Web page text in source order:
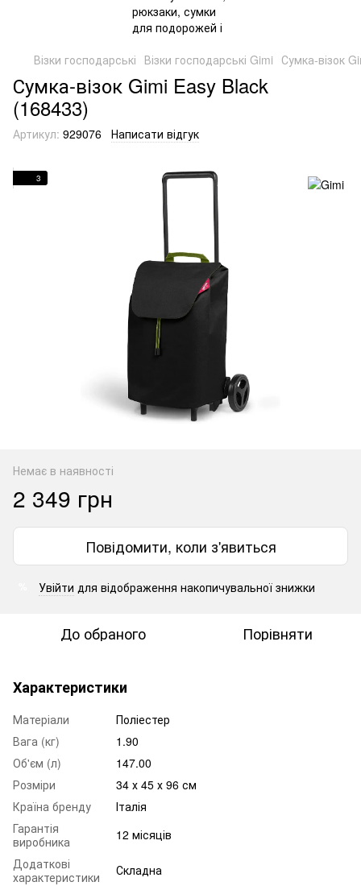
Візки господарські Візки господарські Gimi Сумка-візок
Сумка-візок Gimi Easy Black
(168433)
Артикул: 929076 Написати відгук
3
Немає в наявності
2 349 грн
Повідомити, коли з'явиться
Увійти для відображення накопичувальної знижки
До обраного Порівняти
Характеристики
Матеріали
Поліестер
Вага (кг)
1.90
Об'єм (л)
147.00
Розміри
34 х 45 х 96 см
Країна бренду
Італія
Гарантія
виробника
12 місяців
Додаткові
характеристики
Складна